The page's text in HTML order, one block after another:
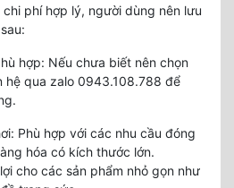
phí hợp lý, người dùng nên lưu
hợp: Nếu chưa biết nên chọn
hệ qua zalo 0943.108.788 để
Phù hợp với các nhu cầu đóng
hóa có kích thước lớn.
cho các sản phẩm nhỏ gọn như